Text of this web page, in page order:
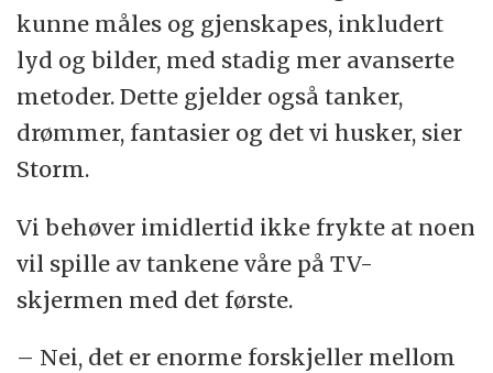
kunne måles og gjenskapes, inkludert
lyd og bilder, med stadig mer avanserte
metoder. Dette gjelder også tanker,
drømmer, fantasier og det vi husker, sier
Storm.
Vi behøver imidlertid ikke frykte at noen
vil spille av tankene våre på TV-
skjermen med det første.
– Nei, det er enorme forskjeller mellom